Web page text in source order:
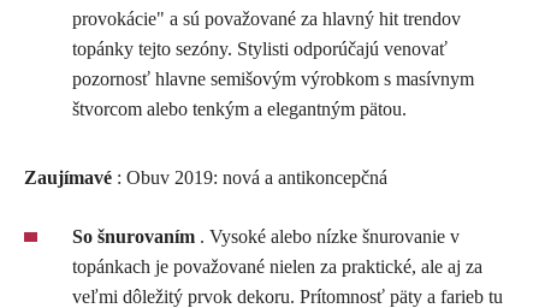
provokácie" a sú považované za hlavný hit trendov
topánky tejto sezóny. Stylisti odporúčajú venovať
pozornosť hlavne semišovým výrobkom s masívnym
štvorcom alebo tenkým a elegantným pätou.
Zaujímavé : Obuv 2019: nová a antikoncepčná
So šnurovaním . Vysoké alebo nízke šnurovanie v
topánkach je považované nielen za praktické, ale aj za
veľmi dôležitý prvok dekoru. Prítomnosť päty a farieb tu